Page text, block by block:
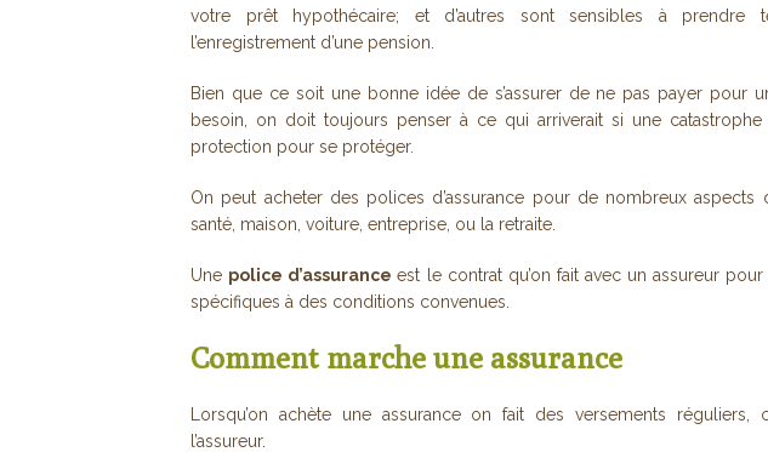
votre prêt hypothécaire; et d’autres sont sensibles à prendre
l’enregistrement d’une pension.
Bien que ce soit une bonne idée de s’assurer de ne pas payer pour
besoin, on doit toujours penser à ce qui arriverait si une catastrophe
protection pour se protéger.
On peut acheter des polices d’assurance pour de nombreux
santé, maison, voiture, entreprise, ou la retraite.
Une police d’assuranceest le contrat qu’on fait avec un assureur
spécifiques à des conditions convenues.
Comment marche une assurance
Lorsqu’on achète une assurance on fait des versements
l’assureur.